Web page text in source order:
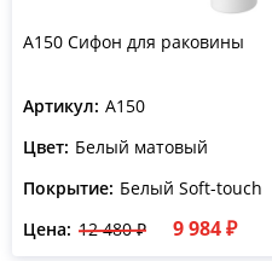
A150 Сифон для раковины
Артикул: A150
Цвет: Белый матовый
Покрытие: Белый Soft-touch
Цена: 12 480 ₽ 9 984 ₽